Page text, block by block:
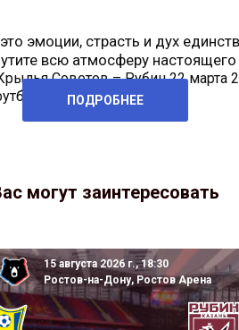
эмоции, страсть и дух
всю атмосферу
Советов – Рубин 22 марта
предельно
ПОДРОБНЕЕ
могут заинтересовать
15 августа 2026 г., 18:30
Ростов-на-Дону, Ростов Арена